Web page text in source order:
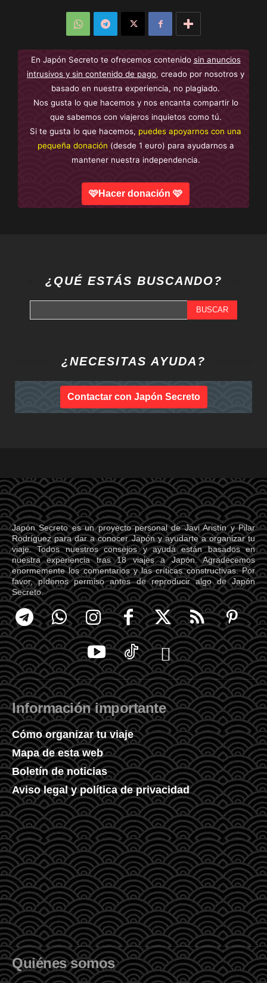
En Japón Secreto te ofrecemos contenido sin anuncios
intrusivos y sin contenido de pago, creado por nosotros y
basado en nuestra experiencia, no plagiado.
Nos gusta lo que hacemos y nos encanta compartir lo
que sabemos con viajeros inquietos como tú.
Si te gusta lo que hacemos, puedes apoyarnos con una
pequeña donación (desde 1 euro) para ayudarnos a
mantener nuestra independencia.
🩷Hacer donación 🩷
¿QUÉ ESTÁS BUSCANDO?
BUSCAR
¿NECESITAS AYUDA?
Contactar con Japón Secreto
Japón Secreto es un proyecto personal de Javi Aristín y Pilar
Rodríguez para dar a conocer Japón y ayudarte a organizar tu
viaje. Todos nuestros consejos y ayuda están basados en
nuestra experiencia tras 18 viajes a Japón. Agradecemos
enormemente los comentarios y las críticas constructivas. Por
favor, pídenos permiso antes de reproducir algo de Japón
Secreto.
Información importante
Cómo organizar tu viaje
Mapa de esta web
Boletín de noticias
Aviso legal y política de privacidad
Quiénes somos